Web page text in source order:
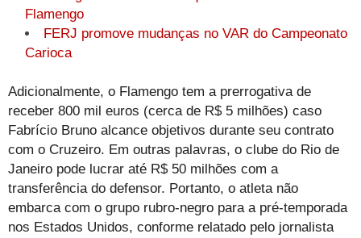
Flamengo
FERJ promove mudanças no VAR do Campeonato
Carioca
Adicionalmente, o Flamengo tem a prerrogativa de
receber 800 mil euros (cerca de R$ 5 milhões) caso
Fabrício Bruno alcance objetivos durante seu contrato
com o Cruzeiro. Em outras palavras, o clube do Rio de
Janeiro pode lucrar até R$ 50 milhões com a
transferência do defensor. Portanto, o atleta não
embarca com o grupo rubro-negro para a pré-temporada
nos Estados Unidos, conforme relatado pelo jornalista